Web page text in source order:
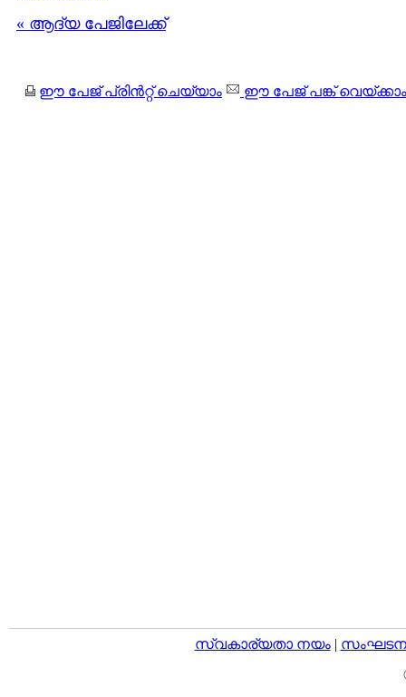
« ആദ്യ പേജിലേക്ക്
ഈ പേജ് പ്രിന്‍റ്റ് ചെയ്യാം ഈ പേജ് പങ്ക് വെയ്ക്കാം
സ്വകാര്യതാ നയം|